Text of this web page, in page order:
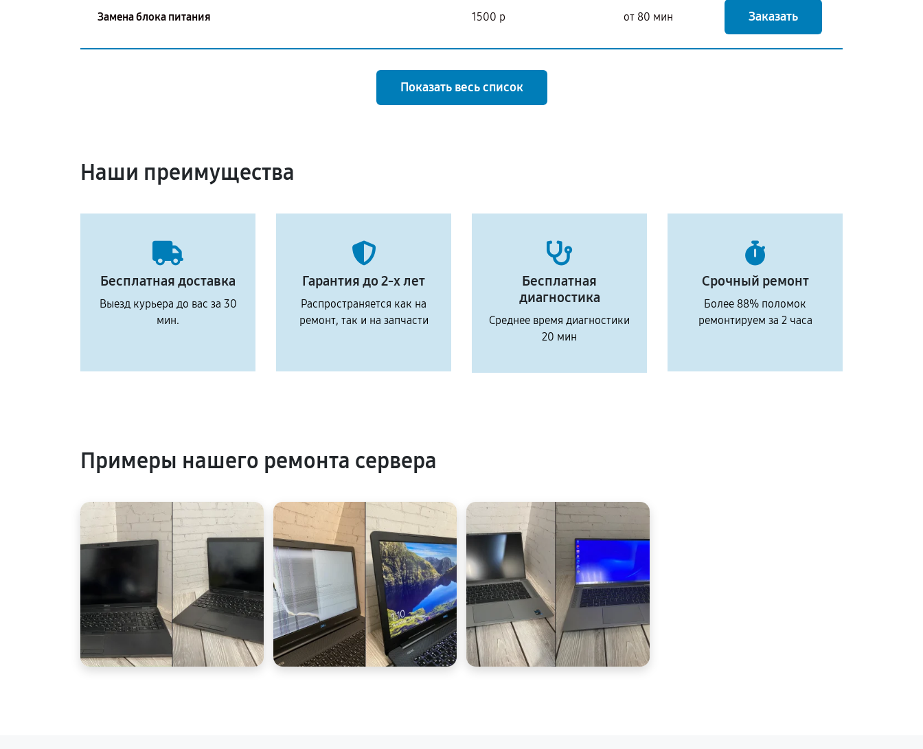
Замена блока питания 1500 р от 80 мин Заказать
Показать весь список
Наши преимущества
Бесплатная доставка
Выезд курьера до вас за 30
мин.
Гарантия до 2-х лет
Распространяется как на
ремонт, так и на запчасти
Бесплатная
диагностика
Среднее время диагностики
20 мин
Срочный ремонт
Более 88% поломок
ремонтируем за 2 часа
Примеры нашего ремонта сервера